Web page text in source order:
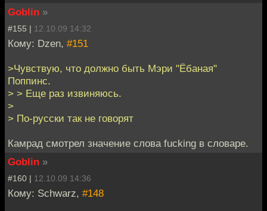
Goblin »
#155 | 12.10.09 14:32
Кому: Dzen, #151
>Чувствую, что должно быть Мэри "Ёбаная"
Поппинс.
> > Еще раз извиняюсь.
>
> По-русски так не говорят
Камрад смотрел значение слова fucking в словаре.
Goblin »
#160 | 12.10.09 14:36
Кому: Schwarz, #148